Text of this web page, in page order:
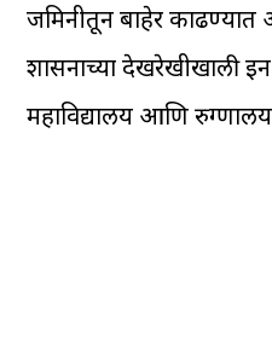
जमिनीतून बाहेर काढण्यात
प्रशासनाच्या
महाविद्यालय आणि